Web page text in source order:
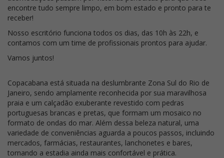
encontre tudo sempre limpo, em bom estado e pronto para te
receber!
Nosso escritório funciona todos os dias, das 10h às 22h, e
contamos com um time de profissionais prontos para ajudar.
Vamos juntos!
Copacabana está situada na deslumbrante Zona Sul do Rio de
Janeiro, sendo amplamente reconhecida por sua maravilhosa
praia e um calçadão exuberante revestido com pedras
portuguesas brancas e pretas, que formam um mosaico no
formato de ondas do mar. Além dessa beleza natural, uma
variedade de conveniências aguarda a poucos passos, incluindo
mercados, farmácias, restaurantes, lanchonetes e bares,
tornando a estadia ainda mais confortável e prática.